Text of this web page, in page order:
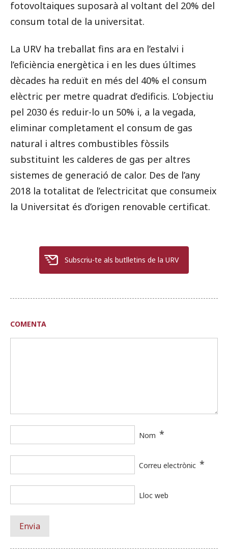
fotovoltaiques suposarà al voltant del 20% del
consum total de la universitat.
La URV ha treballat fins ara en l’estalvi i
l’eficiència energètica i en les dues últimes
dècades ha reduït en més del 40% el consum
elèctric per metre quadrat d’edificis. L’objectiu
pel 2030 és reduir-lo un 50% i, a la vegada,
eliminar completament el consum de gas
natural i altres combustibles fòssils
substituint les calderes de gas per altres
sistemes de generació de calor. Des de l’any
2018 la totalitat de l’electricitat que consumeix
la Universitat és d’origen renovable certificat.
Subscriu-te als butlletins de la URV
COMENTA
Nom *
Correu electrònic *
Lloc web